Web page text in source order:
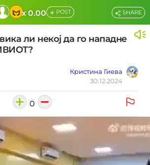
x 0.00 + POST
ли некој да го нападне
Кристина Гиева
30.12.2024
SHARE
0